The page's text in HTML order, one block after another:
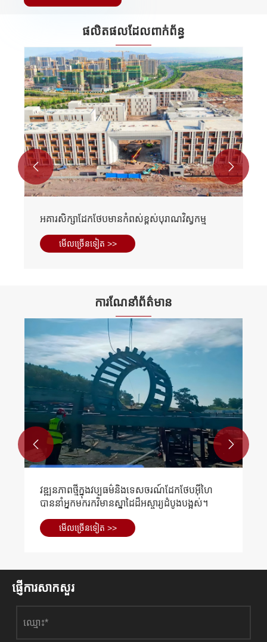
ផលិតផលដែលពាក់ព័ន្ធ
អគារសិក្សាដែកថែបមានកំពស់ខ្ពស់បុរាណវិស្វកម្ម
មើល​ច្រើន​ទៀត >>
 
ការណែនាំព័ត៌មាន
វឌ្ឍនភាពថ្មីក្នុងវប្បធម៌និងទេសចរណ៍ដែកថែបអ៊ីហៃ
បាននាំអ្នកមករកវិមានស្នាដៃដ៏អស្ចារ្យដំបូងបង្អស់។
មើល​ច្រើន​ទៀត >>
 
ផ្ញើការសាកសួរ